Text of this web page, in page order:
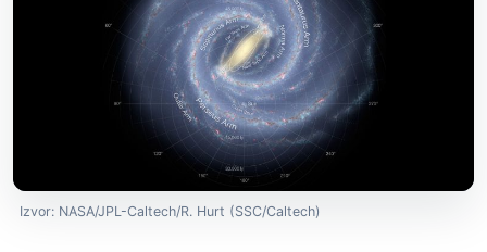
Izvor: NASA/JPL-Caltech/R. Hurt (SSC/Caltech)